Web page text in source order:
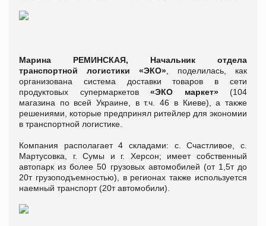
Марина РЕМИНСКАЯ, Начальник отдела
транспортной логистики «ЭКО» , поделилась, как
организована система доставки товаров в сети
продуктовых супермаркетов «ЭКО маркет»(104
магазина по всей Украине, в т.ч. 46 в Киеве), а также
решениями, которые предпринял ритейлер для экономии
в транспортной логистике.
Компания располагает 4 складами: с. Счастливое, с.
Мартусовка, г. Сумы и г. Херсон; имеет собственный
автопарк из более 50 грузовых автомобилей (от 1,5т до
20т грузоподъемностью), в регионах также используется
наемный транспорт (20т автомобили).